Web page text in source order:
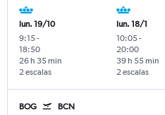
lun. 19/10
9:15-
18:50
2 escalas
26 h 35 min
lun. 18/1
10:05-
20:00
2 escalas
39 h 55 min
BOG BCN